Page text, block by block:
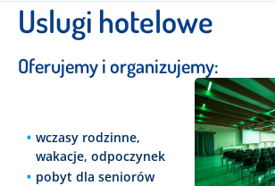
Uslugi hotelowe
Oferujemy i organizujemy:
wczasy rodzinne,
wakacje, odpoczynek
pobyt dla seniorów